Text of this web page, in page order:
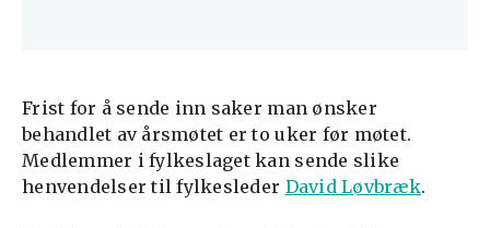
Frist for å sende inn saker man ønsker
behandlet av årsmøtet er to uker før møtet.
Medlemmer i fylkeslaget kan sende slike
henvendelser til fylkesleder David Løvbræk.